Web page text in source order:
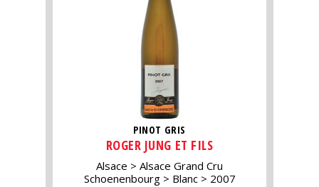
PINOT GRIS
ROGER JUNG ET FILS
Alsace
Alsace Grand Cru
Schoenenbourg
Blanc 2007